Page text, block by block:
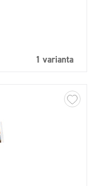
1 varianta